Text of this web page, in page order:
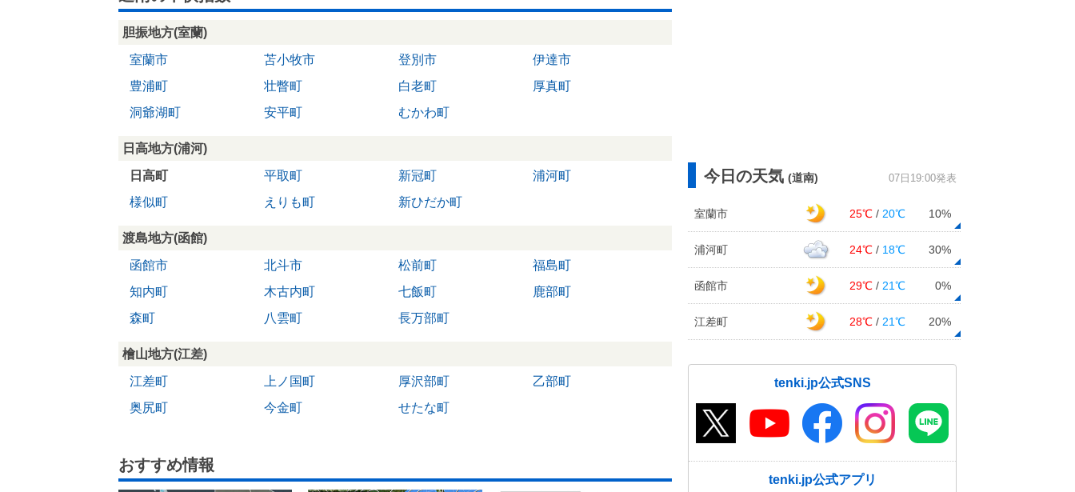
胆振地方(室蘭)
室蘭市
苫小牧市 登別市
伊達市
豊浦町
壮瞥町 白老町
厚真町
洞爺湖町
安平町 むかわ町
日高地方(浦河)
日高町
平取町 新冠町
浦河町
様似町
えりも町 新ひだか町
渡島地方(函館)
函館市
北斗市 松前町
福島町
知内町
木古内町 七飯町
鹿部町
森町
八雲町 長万部町
檜山地方(江差)
江差町
上ノ国町 厚沢部町
乙部町
奥尻町
今金町 せたな町
おすすめ情報
今日の天気 (道南) 07日19:00発表
室蘭市 25℃ / 20℃ 10%
浦河町 24℃ / 18℃ 30%
函館市 29℃ / 21℃ 0%
江差町 28℃ / 21℃ 20%
tenki.jp公式SNS
tenki.jp公式アプリ